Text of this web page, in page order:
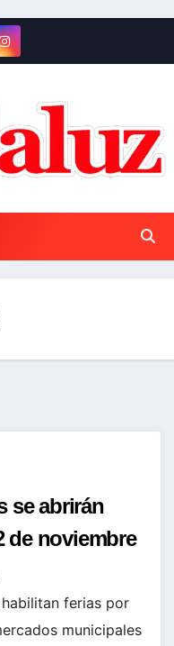
se abrirán
de noviembre
ferias por
municipales